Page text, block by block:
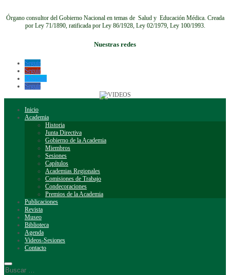
Órgano consultor del Gobierno Nacional en temas de Salud y Educación Médica. Creada
por Ley 71/1890, ratificada por Ley 86/1928, Ley 02/1979, Ley 100/1993.
Nuestras redes
Seguir
Seguir
Seguir
Seguir
Inicio
Academia
Historia
Junta Directiva
Gobierno de la Academia
Miembros
Sesiones
Capítulos
Academias Regionales
Comisiones de Trabajo
Condecoraciones
Premios de la Academia
Publicaciones
Revista
Museo
Biblioteca
Agenda
Videos-Sesiones
Contacto